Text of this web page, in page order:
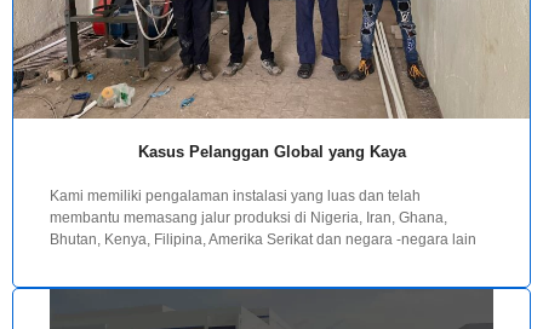
Kasus Pelanggan Global yang Kaya
Kami memiliki pengalaman instalasi yang luas dan telah
membantu memasang jalur produksi di Nigeria, Iran, Ghana,
Bhutan, Kenya, Filipina, Amerika Serikat dan negara -negara lain